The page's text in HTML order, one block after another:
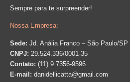
Sempre para te surpreender!
Nossa Empresa:
Sede: Jd. Anália Franco – São Paulo/SP
CNPJ: 29.524.336/0001-35
Contato: (11) 9.7356-9596
E-mail: danidellicatta@gmail.com